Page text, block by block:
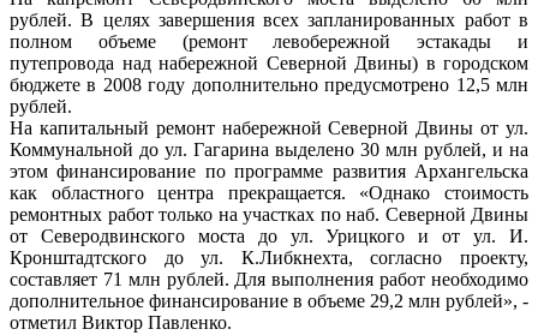
рублей. В целях завершения всех запланированных работ в
полном объеме (ремонт левобережной эстакады и
путепровода над набережной Северной Двины) в городском
бюджете в 2008 году дополнительно предусмотрено 12,5 млн
рублей.
На капитальный ремонт набережной Северной Двины от ул.
Коммунальной до ул. Гагарина выделено 30 млн рублей, и на
этом финансирование по программе развития Архангельска
как областного центра прекращается. «Однако стоимость
ремонтных работ только на участках по наб. Северной Двины
от Северодвинского моста до ул. Урицкого и от ул. И.
Кронштадтского до ул. К.Либкнехта, согласно проекту,
составляет 71 млн рублей. Для выполнения работ необходимо
дополнительное финансирование в объеме 29,2 млн рублей», -
отметил Виктор Павленко.